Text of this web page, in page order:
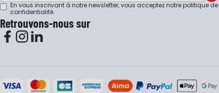
En vous inscrivant à notre newsletter, vous acceptez notrepolitique de
confidentialité.
Retrouvons-nous sur